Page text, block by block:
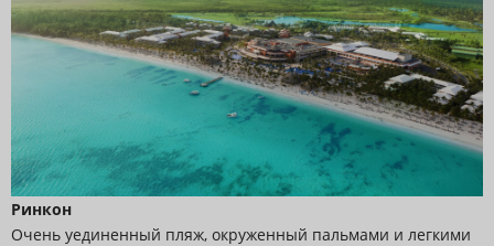
Ринкон
Очень уединенный пляж, окруженный пальмами и легкими